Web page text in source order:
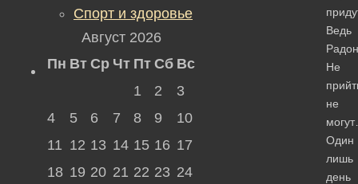
Ведь
Не
не
Один
лишь
день
Спорт и здоровье
Август 2026
Пн Вт Ср Чт Пт Сб Вс
1
2
3
4
5 6 7 8 9
10
11 12 13 14 15 16 17
18 19 20 21 22 23 24